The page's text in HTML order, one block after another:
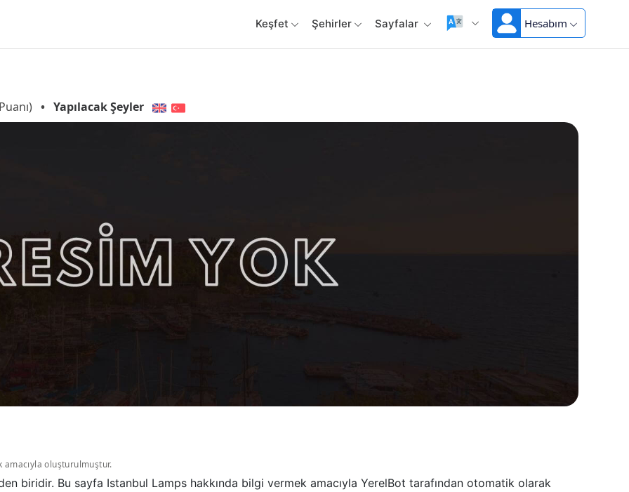
Keşfet Şehirler Sayfalar Hesabım
• Yapılacak Şeyler
oluşturulmuştur.
biridir. Bu sayfa Istanbul Lamps hakkında bilgi vermek amacıyla YerelBot tarafından otomatik olarak